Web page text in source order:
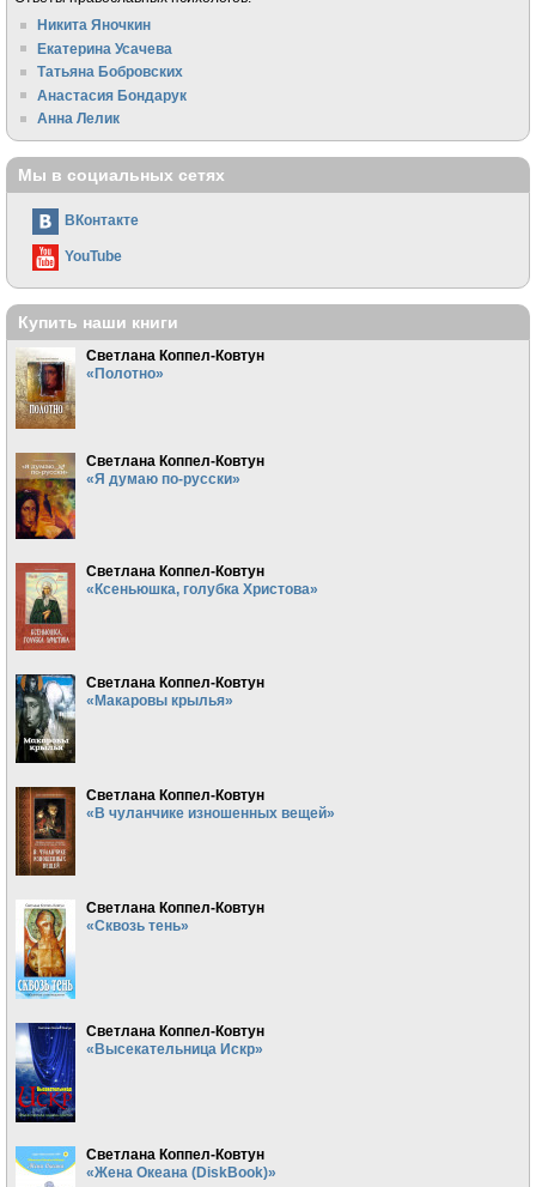
Никита Яночкин
Екатерина Усачева
Татьяна Бобровских
Анастасия Бондарук
Анна Лелик
Мы в социальных сетях
ВКонтакте
YouTube
Купить наши книги
Светлана Коппел-Ковтун
«Полотно»
Светлана Коппел-Ковтун
«Я думаю по-русски»
Светлана Коппел-Ковтун
«Ксеньюшка, голубка Христова»
Светлана Коппел-Ковтун
«Макаровы крылья»
Светлана Коппел-Ковтун
«В чуланчике изношенных вещей»
Светлана Коппел-Ковтун
«Сквозь тень»
Светлана Коппел-Ковтун
«Высекательница Искр»
Светлана Коппел-Ковтун
«Жена Океана (DiskBook)»